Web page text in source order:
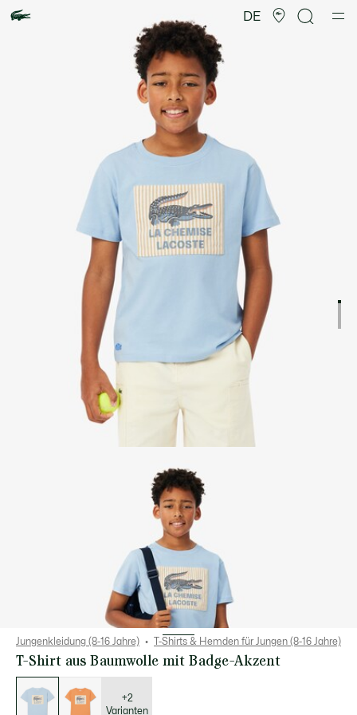
DE
Jungenkleidung (8-16 Jahre) T-Shirts & Hemden für Jungen (8-16 Jahre)
T-Shirt aus Baumwolle mit Badge-Akzent
der
Varianten
+2
Varianten